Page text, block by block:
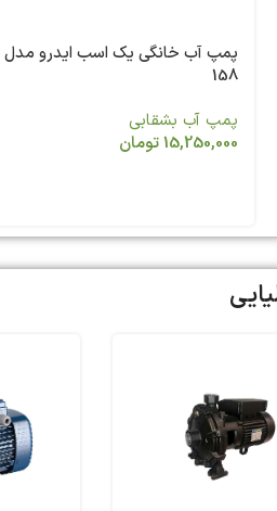
158
پمپ آب بشقابی
15,250,000تومان